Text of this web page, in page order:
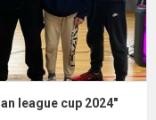
league cup 2024"